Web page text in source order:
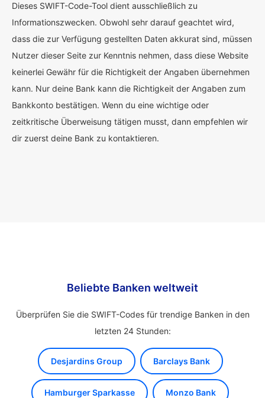
Dieses SWIFT-Code-Tool dient ausschließlich zu
Informationszwecken. Obwohl sehr darauf geachtet wird,
dass die zur Verfügung gestellten Daten akkurat sind, müssen
Nutzer dieser Seite zur Kenntnis nehmen, dass diese Website
keinerlei Gewähr für die Richtigkeit der Angaben übernehmen
kann. Nur deine Bank kann die Richtigkeit der Angaben zum
Bankkonto bestätigen. Wenn du eine wichtige oder
zeitkritische Überweisung tätigen musst, dann empfehlen wir
dir zuerst deine Bank zu kontaktieren.
Beliebte Banken weltweit
Überprüfen Sie die SWIFT-Codes für trendige Banken in den
letzten 24 Stunden:
Desjardins Group Barclays Bank
Hamburger Sparkasse Monzo Bank